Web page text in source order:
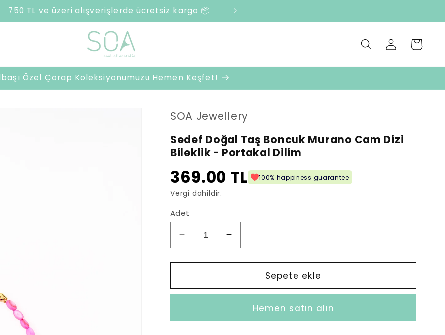
TL ve üzeri harcamalarda sürpriz hediye 🎁
Oturum
Sepet
Özel Çorap Koleksiyonumuzu Hemen Keşfet!
SOA Jewellery
Sedef Doğal Taş Boncuk Murano Cam Dizi
Bileklik - Portakal Dilim
369.00 TL 100% happiness guarantee
Vergi dahildir.
Adet
Sedef
Doğal
Taş
Murano
Bileklik
Sedef
Doğal
Taş
Murano
Bileklik
Sepete ekle
Hemen satın alın